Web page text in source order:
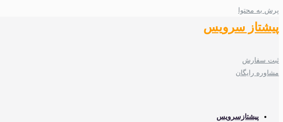
پرش به محتوا
پیشتاز سرویس
ثبت سفارش
مشاوره رایگان
پیشتازسرویس